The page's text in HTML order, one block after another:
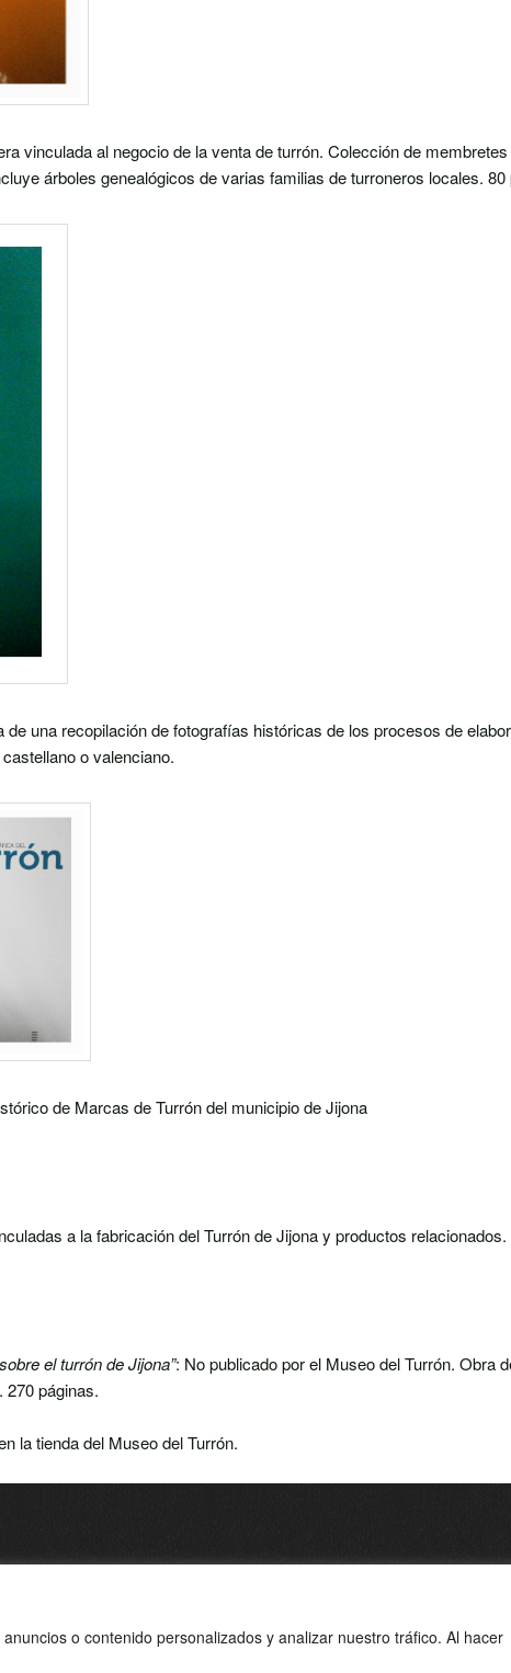
o contenido personalizados y analizar nuestro tráfico. Al hacer
vinculada al negocio de la venta de turrón. Colección de
árboles genealógicos de varias familias de turroneros locales. 80
de una recopilación de fotografías históricas de los procesos de
o valenciano.
de Marcas de Turrón del municipio de Jijona
a la fabricación del Turrón de Jijona y productos
el turrón de Jijona”: No publicado por el Museo del Turrón. Obra
270 páginas.
la tienda del Museo del Turrón.